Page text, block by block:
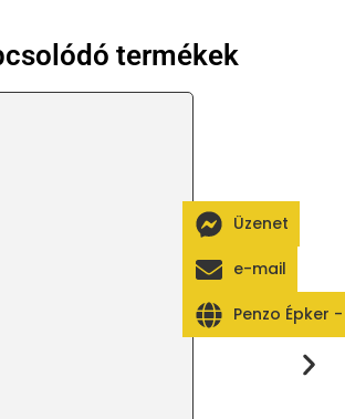
termékek
Üzenet
e-mail
Penzo Épker